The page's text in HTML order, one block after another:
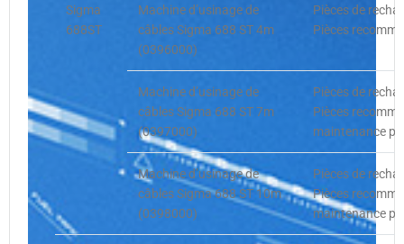
Sigma
688ST
Machine d’usinage de
câbles Sigma 688 ST 4m
(0396000)
Pièces de
Pièces
Machine d’usinage de
câbles Sigma 688 ST 7m
(0397000)
Pièces de
Pièces
maintenance
Machine d’usinage de
câbles Sigma 688 ST 10m
(0398000)
Pièces de
Pièces
maintenance